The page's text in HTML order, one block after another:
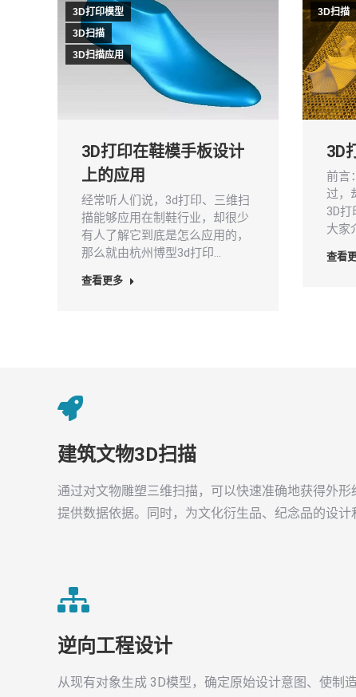
3D打印模型
3D扫描
3D扫描应用
3D打印在鞋模手板设计
上的应用
经常听人们说，3d打印、三维扫
描能够应用在制鞋行业，却很少
有人了解它到底是怎么应用的，
那么就由杭州博型3d打印…
查看更多
3D扫描
3D
前言
过，
3D
大家
查看
建筑文物3D扫描
通过对文物雕塑三维扫描，可以快速准确地获得外
提供数据依据。同时，为文化衍生品、纪念品的设计
逆向工程设计
从现有对象生成 3D模型，确定原始设计意图、使制